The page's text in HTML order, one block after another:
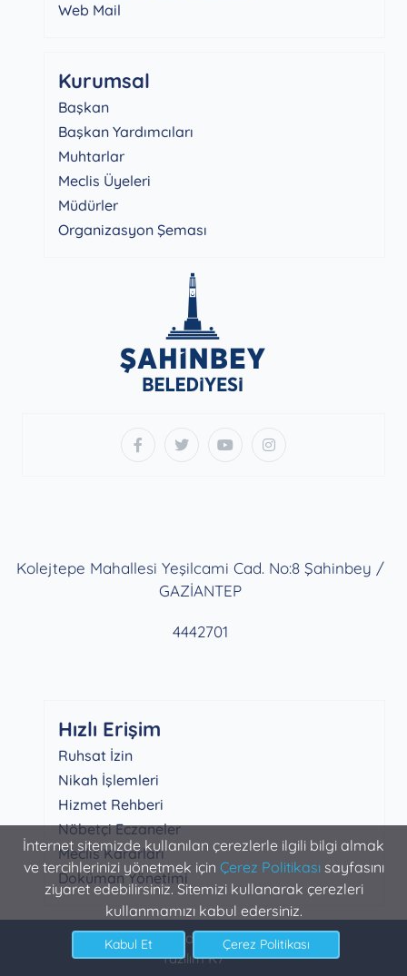
İnternet sitemizde kullanılan çerezlerle ilgili bilgi almak
ve tercihlerinizi yönetmek için Çerez Politikasısayfasını
ziyaret edebilirsiniz. Sitemizi kullanarak çerezleri
kullanmamızı kabul edersiniz.
Web Mail
Kurumsal
Başkan
Başkan Yardımcıları
Muhtarlar
Meclis Üyeleri
Müdürler
Organizasyon Şeması
Kolejtepe Mahallesi Yeşilcami Cad. No:8 Şahinbey /
GAZİANTEP
4442701
Hızlı Erişim
Ruhsat İzin
Nikah İşlemleri
Hizmet Rehberi
Nöbetçi Eczaneler
Meclis Kararları
Doküman Yönetimi
Şahinbey Belediyesi Bilgi İşlem
Yazılım K7